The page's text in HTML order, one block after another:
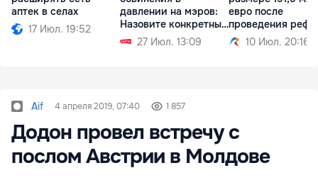
аптек в селах
17 Июл. 19:52
давлении на мэров:
Назовите конкретные
случаи27 Июл. 13:09
евро после
проведения
10 Июл. 20:16
Aif 4 апреля 2019, 07:40 1 857
Додон провел встречу с
послом Австрии в Молдове